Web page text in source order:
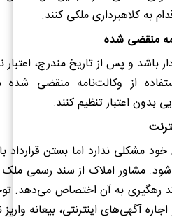
به کلاهبرداری ملکی کنند.
منقضی شده
باشد و پس از تاریخ مندرج،
از وکالت‌نامه منقضی شده
بدون اعتبار تنظیم کنند.
مشکلی ندارد اما بستن قرارداد
شود. مشاور املاک از سند رسمی ملک
رهگیری به آن اختصاص می‌دهد.
آگهی‌های اینترنتی، بیعانه واریز